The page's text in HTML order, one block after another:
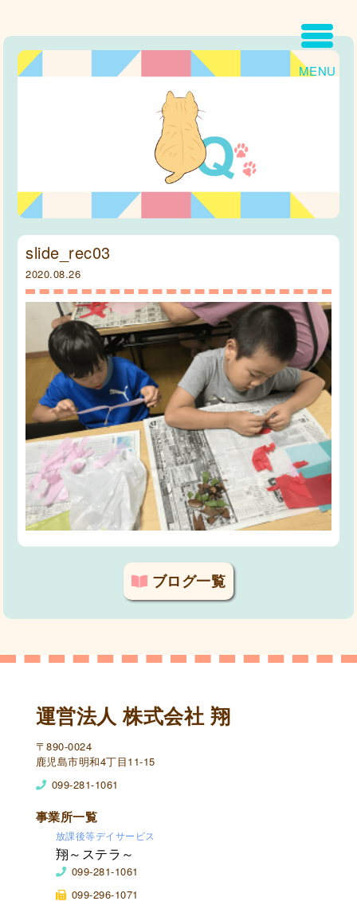
MENU
slide_rec03
2020.08.26
ブログ一覧
運営法人 株式会社 翔
〒890-0024
鹿児島市明和4丁目11-15
099-281-1061
事業所一覧
放課後等デイサービス
翔～ステラ～
099-281-1061
099-296-1071